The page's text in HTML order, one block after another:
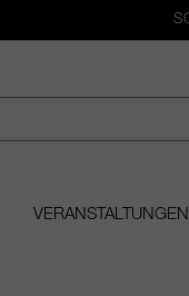
VERANSTALTUNGEN